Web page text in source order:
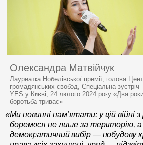
Олександра Матвійчук
Лауреатка Нобелівської премії, голова
громадянських свобод, Спеціальна зустріч
YES у Києві, 24 лютого 2024 року «Два
боротьба триває»
«Ми повинні пам’ятати: у цій війні
боремося не лише за територію,
демократичний вибір — побудову